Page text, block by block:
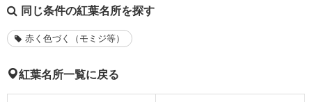
同じ条件の紅葉名所を探す
赤く色づく（モミジ等）
紅葉名所一覧に戻る